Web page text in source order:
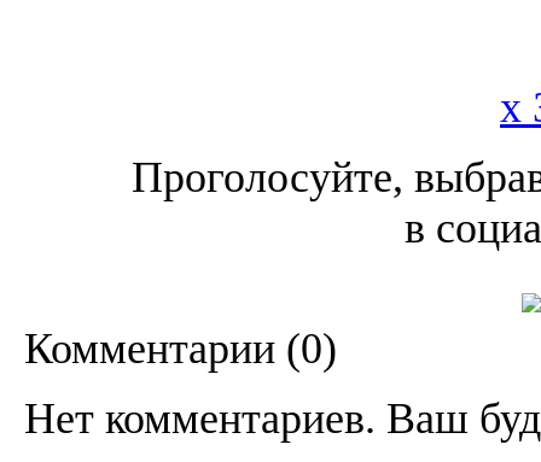
x
Проголосуйте,
в
Комментарии (0)
Нет комментариев. Ваш